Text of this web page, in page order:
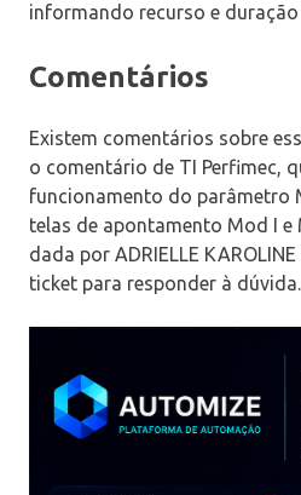
informando recurso e
Comentários
Existem comentários sobre
o comentário de TI Perfimec,
funcionamento do parâmetro
telas de apontamento Mod I e
dada por ADRIELLE
ticket para responder à dúvida.